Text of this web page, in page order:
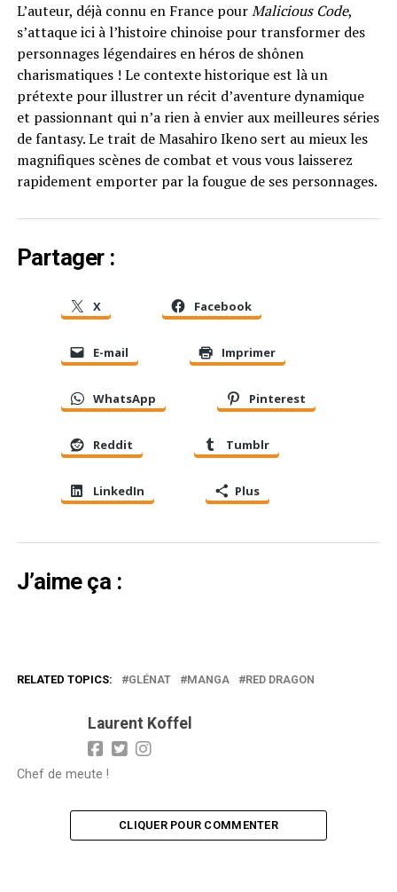
L’auteur, déjà connu en France pourMalicious Code,
s’attaque ici à l’histoire chinoise pour transformer des
personnages légendaires en héros de shônen
charismatiques ! Le contexte historique est là un
prétexte pour illustrer un récit d’aventure dynamique
et passionnant qui n’a rien à envier aux meilleures séries
de fantasy. Le trait de Masahiro Ikeno sert au mieux les
magnifiques scènes de combat et vous vous laisserez
rapidement emporter par la fougue de ses personnages.
Partager :
X Facebook
E-mail Imprimer
WhatsApp Pinterest
Reddit Tumblr
LinkedIn Plus
J’aime ça :
RELATED TOPICS: GLÉNAT MANGA RED DRAGON
Laurent Koffel
Chef de meute !
CLIQUER POUR COMMENTER